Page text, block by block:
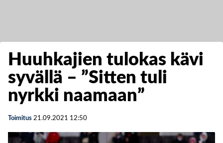
Huuhkajien tulokas kävi
syvällä – ”Sitten tuli
nyrkki naamaan”
Toimitus 21.09.2021 12:50